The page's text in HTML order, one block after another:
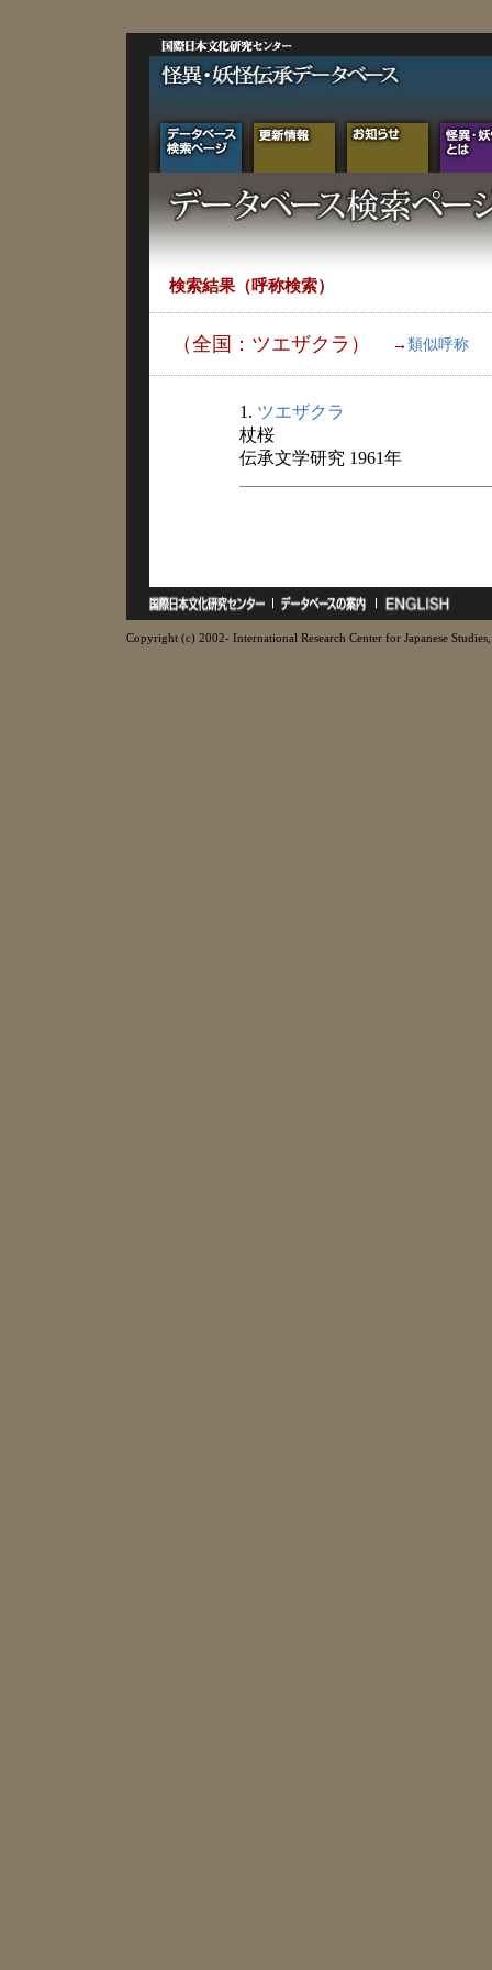
検索結果（呼称検索）
（全国：ツエザクラ） → 類似呼称
1. ツエザクラ
杖桜
伝承文学研究 1961年
Copyright (c) 2002- International Research Center for Japanese